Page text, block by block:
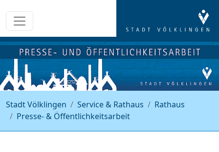
Stadt Völklingen Service & Rathaus
Rathaus
Presse- & Öffentlichkeitsarbeit